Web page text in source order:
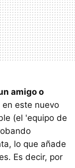
amigo o
en este nuevo
(el 'equipo de
lo que añade
Es decir, por